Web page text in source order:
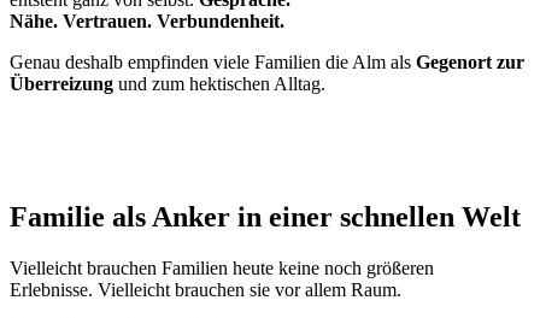
Nähe. Vertrauen. Verbundenheit.
Genau deshalb empfinden viele Familien die Alm als Gegenort zur
Überreizung und zum hektischen Alltag.
Familie als Anker in einer schnellen Welt
Vielleicht brauchen Familien heute keine noch größeren
Erlebnisse. Vielleicht brauchen sie vor allem Raum.